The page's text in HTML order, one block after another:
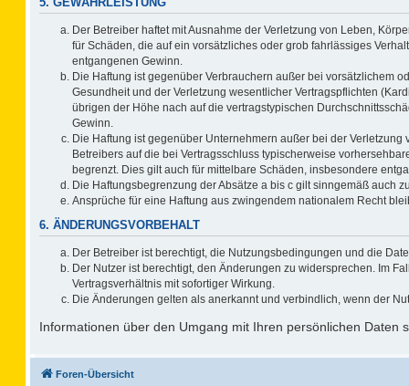
5. GEWÄHRLEISTUNG
Der Betreiber haftet mit Ausnahme der Verletzung von Leben,
für Schäden, die auf ein vorsätzliches oder grob fahrlässiges
entgangenen Gewinn.
Die Haftung ist gegenüber Verbrauchern außer bei vorsätzlichem
Gesundheit und der Verletzung wesentlicher Vertragspflichten
übrigen der Höhe nach auf die vertragstypischen
Gewinn.
Die Haftung ist gegenüber Unternehmern außer bei der
Betreibers auf die bei Vertragsschluss typischerweise
begrenzt. Dies gilt auch für mittelbare Schäden, insbesondere
Die Haftungsbegrenzung der Absätze a bis c gilt sinngemäß auch
Ansprüche für eine Haftung aus zwingendem nationalem Recht
6. ÄNDERUNGSVORBEHALT
Der Betreiber ist berechtigt, die Nutzungsbedingungen und die
Der Nutzer ist berechtigt, den Änderungen zu widersprechen. Im
Vertragsverhältnis mit sofortiger Wirkung.
Die Änderungen gelten als anerkannt und verbindlich, wenn der
Informationen über den Umgang mit Ihren persönlichen Daten
Foren-Übersicht